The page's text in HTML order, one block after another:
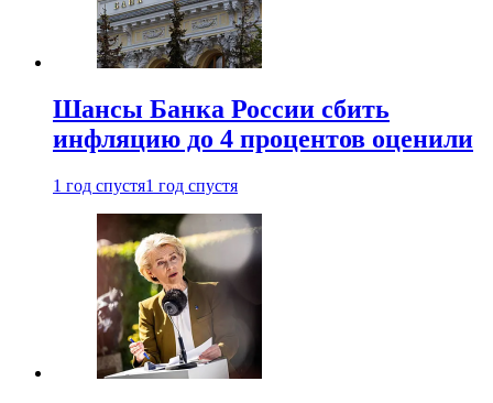
Шансы Банка России сбить
инфляцию до 4 процентов оценили
1 год спустя1 год спустя